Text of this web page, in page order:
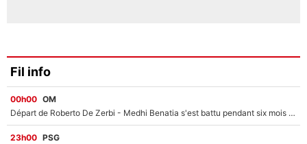
Fil info
00h00 OM
Départ de Roberto De Zerbi - Medhi Benatia s'est battu pendant six mois pour le retenir à l'OM, le PSG a été le naufrage de trop : «Je pars avec toi»
23h00 PSG